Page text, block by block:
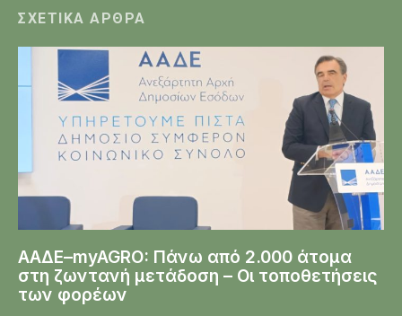
ΣΧΕΤΙΚΆ ΆΡΘΡΑ
ΑΑΔΕ–myAGRO: Πάνω από 2.000 άτομα
στη ζωντανή μετάδοση – Οι τοποθετήσεις
των φορέων